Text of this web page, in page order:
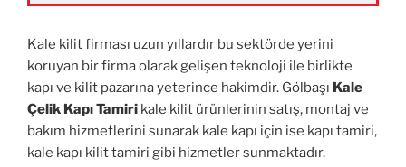
Kale kilit firması uzun yıllardır bu sektörde yerini
koruyan bir firma olarak gelişen teknoloji ile birlikte
kapı ve kilit pazarına yeterince hakimdir. Gölbaşı Kale
Çelik Kapı Tamiri kale kilit ürünlerinin satış, montaj ve
bakım hizmetlerini sunarak kale kapı için ise kapı tamiri,
kale kapı kilit tamiri gibi hizmetler sunmaktadır.